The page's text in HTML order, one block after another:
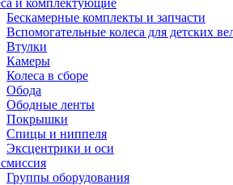
Бескамерные комплекты и запчасти
Вспомогательные колеса для детских
Втулки
Камеры
Колеса в сборе
Обода
Ободные ленты
Покрышки
Спицы и ниппеля
Эксцентрики и оси
Группы оборудования